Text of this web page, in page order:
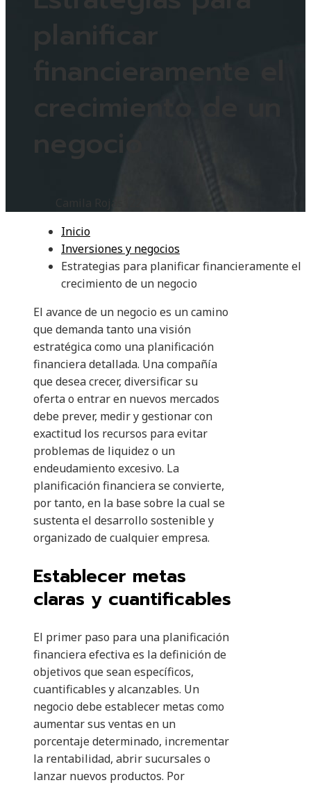
Inicio
Inversiones y negocios
Estrategias para planificar financieramente el
crecimiento de un negocio
El avance de un negocio es un camino
que demanda tanto una visión
estratégica como una planificación
financiera detallada. Una compañía
que desea crecer, diversificar su
oferta o entrar en nuevos mercados
debe prever, medir y gestionar con
exactitud los recursos para evitar
problemas de liquidez o un
endeudamiento excesivo. La
planificación financiera se convierte,
por tanto, en la base sobre la cual se
sustenta el desarrollo sostenible y
organizado de cualquier empresa.
Establecer metas
claras y cuantificables
El primer paso para una planificación
financiera efectiva es la definición de
objetivos que sean específicos,
cuantificables y alcanzables. Un
negocio debe establecer metas como
aumentar sus ventas en un
porcentaje determinado, incrementar
la rentabilidad, abrir sucursales o
lanzar nuevos productos. Por